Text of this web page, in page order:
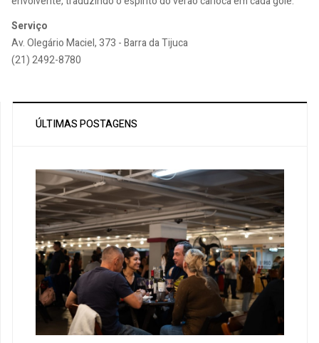
Serviço
Av. Olegário Maciel, 373 - Barra da Tijuca
(21) 2492-8780
ÚLTIMAS POSTAGENS